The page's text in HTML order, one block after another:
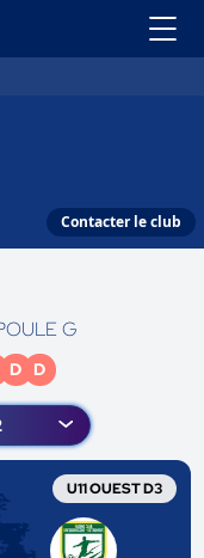
Contacter le club
G
D D
U11 OUEST D3